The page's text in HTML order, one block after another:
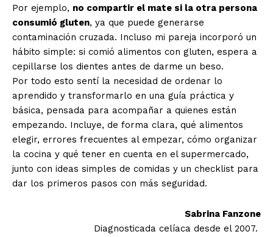
Por ejemplo, no compartir el mate si la otra persona
consumió gluten, ya que puede generarse
contaminación cruzada. Incluso mi pareja incorporó un
hábito simple: si comió alimentos con gluten, espera a
cepillarse los dientes antes de darme un beso.
Por todo esto sentí la necesidad de ordenar lo
aprendido y transformarlo en una guía práctica y
básica, pensada para acompañar a quienes están
empezando. Incluye, de forma clara, qué alimentos
elegir, errores frecuentes al empezar, cómo organizar
la cocina y qué tener en cuenta en el supermercado,
junto con ideas simples de comidas y un checklist para
dar los primeros pasos con más seguridad.
Sabrina Fanzone
Diagnosticada celíaca desde el 2007.